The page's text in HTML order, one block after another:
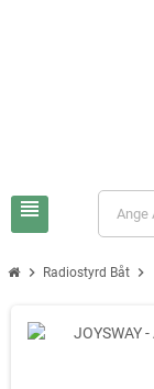
view_headline
chevron_right Radiostyrd Båt chevron_right